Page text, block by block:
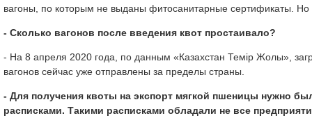
вагоны, по которым не выданы фитосанитарные сертификаты. Но
- Сколько вагонов после введения квот простаивалo?
- На 8 апреля 2020 года, по данным «Казахстан Темiр Жолы»,
вагонов сейчас уже отправлены за пределы страны.
- Для получения квоты на экспорт мягкой пшеницы нужно
расписками. Такими расписками обладали не все